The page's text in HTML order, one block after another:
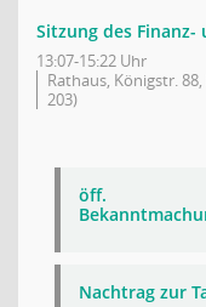
Sitzung des Finanz-
13:07-15:22 Uhr
Rathaus, Königstr.
203)
öff.
Nachtrag zur